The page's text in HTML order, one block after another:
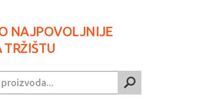
NAJPOVOLJNIJE
TRŽIŠTU